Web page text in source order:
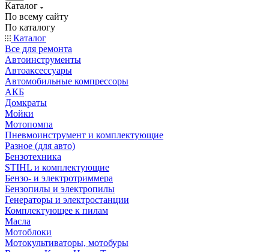
Каталог
По всему сайту
По каталогу
Каталог
Все для ремонта
Автоинструменты
Автоаксессуары
Автомобильные компрессоры
АКБ
Домкраты
Мойки
Мотопомпа
Пневмоинструмент и комплектующие
Разное (для авто)
Бензотехника
STIHL и комплектующие
Бензо- и электротриммера
Бензопилы и электропилы
Генераторы и электростанции
Комплектующее к пилам
Масла
Мотоблоки
Мотокультиваторы, мотобуры